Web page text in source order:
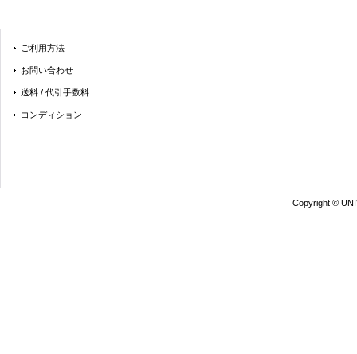
ご利用方法
お問い合わせ
送料 / 代引手数料
コンディション
Copyright ©